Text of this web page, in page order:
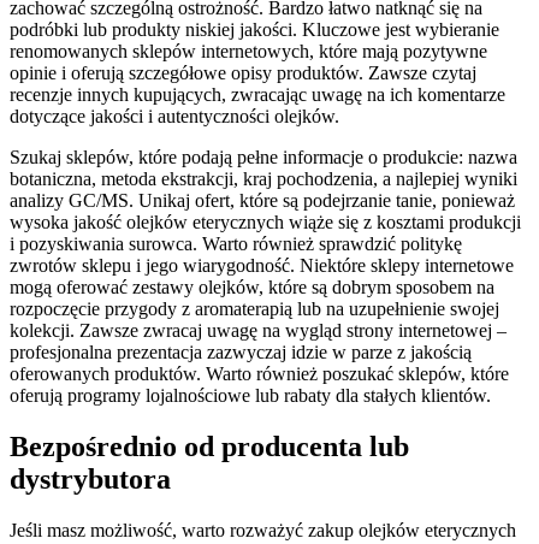
zachować szczególną ostrożność. Bardzo łatwo natknąć się na
podróbki lub produkty niskiej jakości. Kluczowe jest wybieranie
renomowanych sklepów internetowych, które mają pozytywne
opinie i oferują szczegółowe opisy produktów. Zawsze czytaj
recenzje innych kupujących, zwracając uwagę na ich komentarze
dotyczące jakości i autentyczności olejków.
Szukaj sklepów, które podają pełne informacje o produkcie: nazwa
botaniczna, metoda ekstrakcji, kraj pochodzenia, a najlepiej wyniki
analizy GC/MS. Unikaj ofert, które są podejrzanie tanie, ponieważ
wysoka jakość olejków eterycznych wiąże się z kosztami produkcji
i pozyskiwania surowca. Warto również sprawdzić politykę
zwrotów sklepu i jego wiarygodność. Niektóre sklepy internetowe
mogą oferować zestawy olejków, które są dobrym sposobem na
rozpoczęcie przygody z aromaterapią lub na uzupełnienie swojej
kolekcji. Zawsze zwracaj uwagę na wygląd strony internetowej –
profesjonalna prezentacja zazwyczaj idzie w parze z jakością
oferowanych produktów. Warto również poszukać sklepów, które
oferują programy lojalnościowe lub rabaty dla stałych klientów.
Bezpośrednio od producenta lub
dystrybutora
Jeśli masz możliwość, warto rozważyć zakup olejków eterycznych